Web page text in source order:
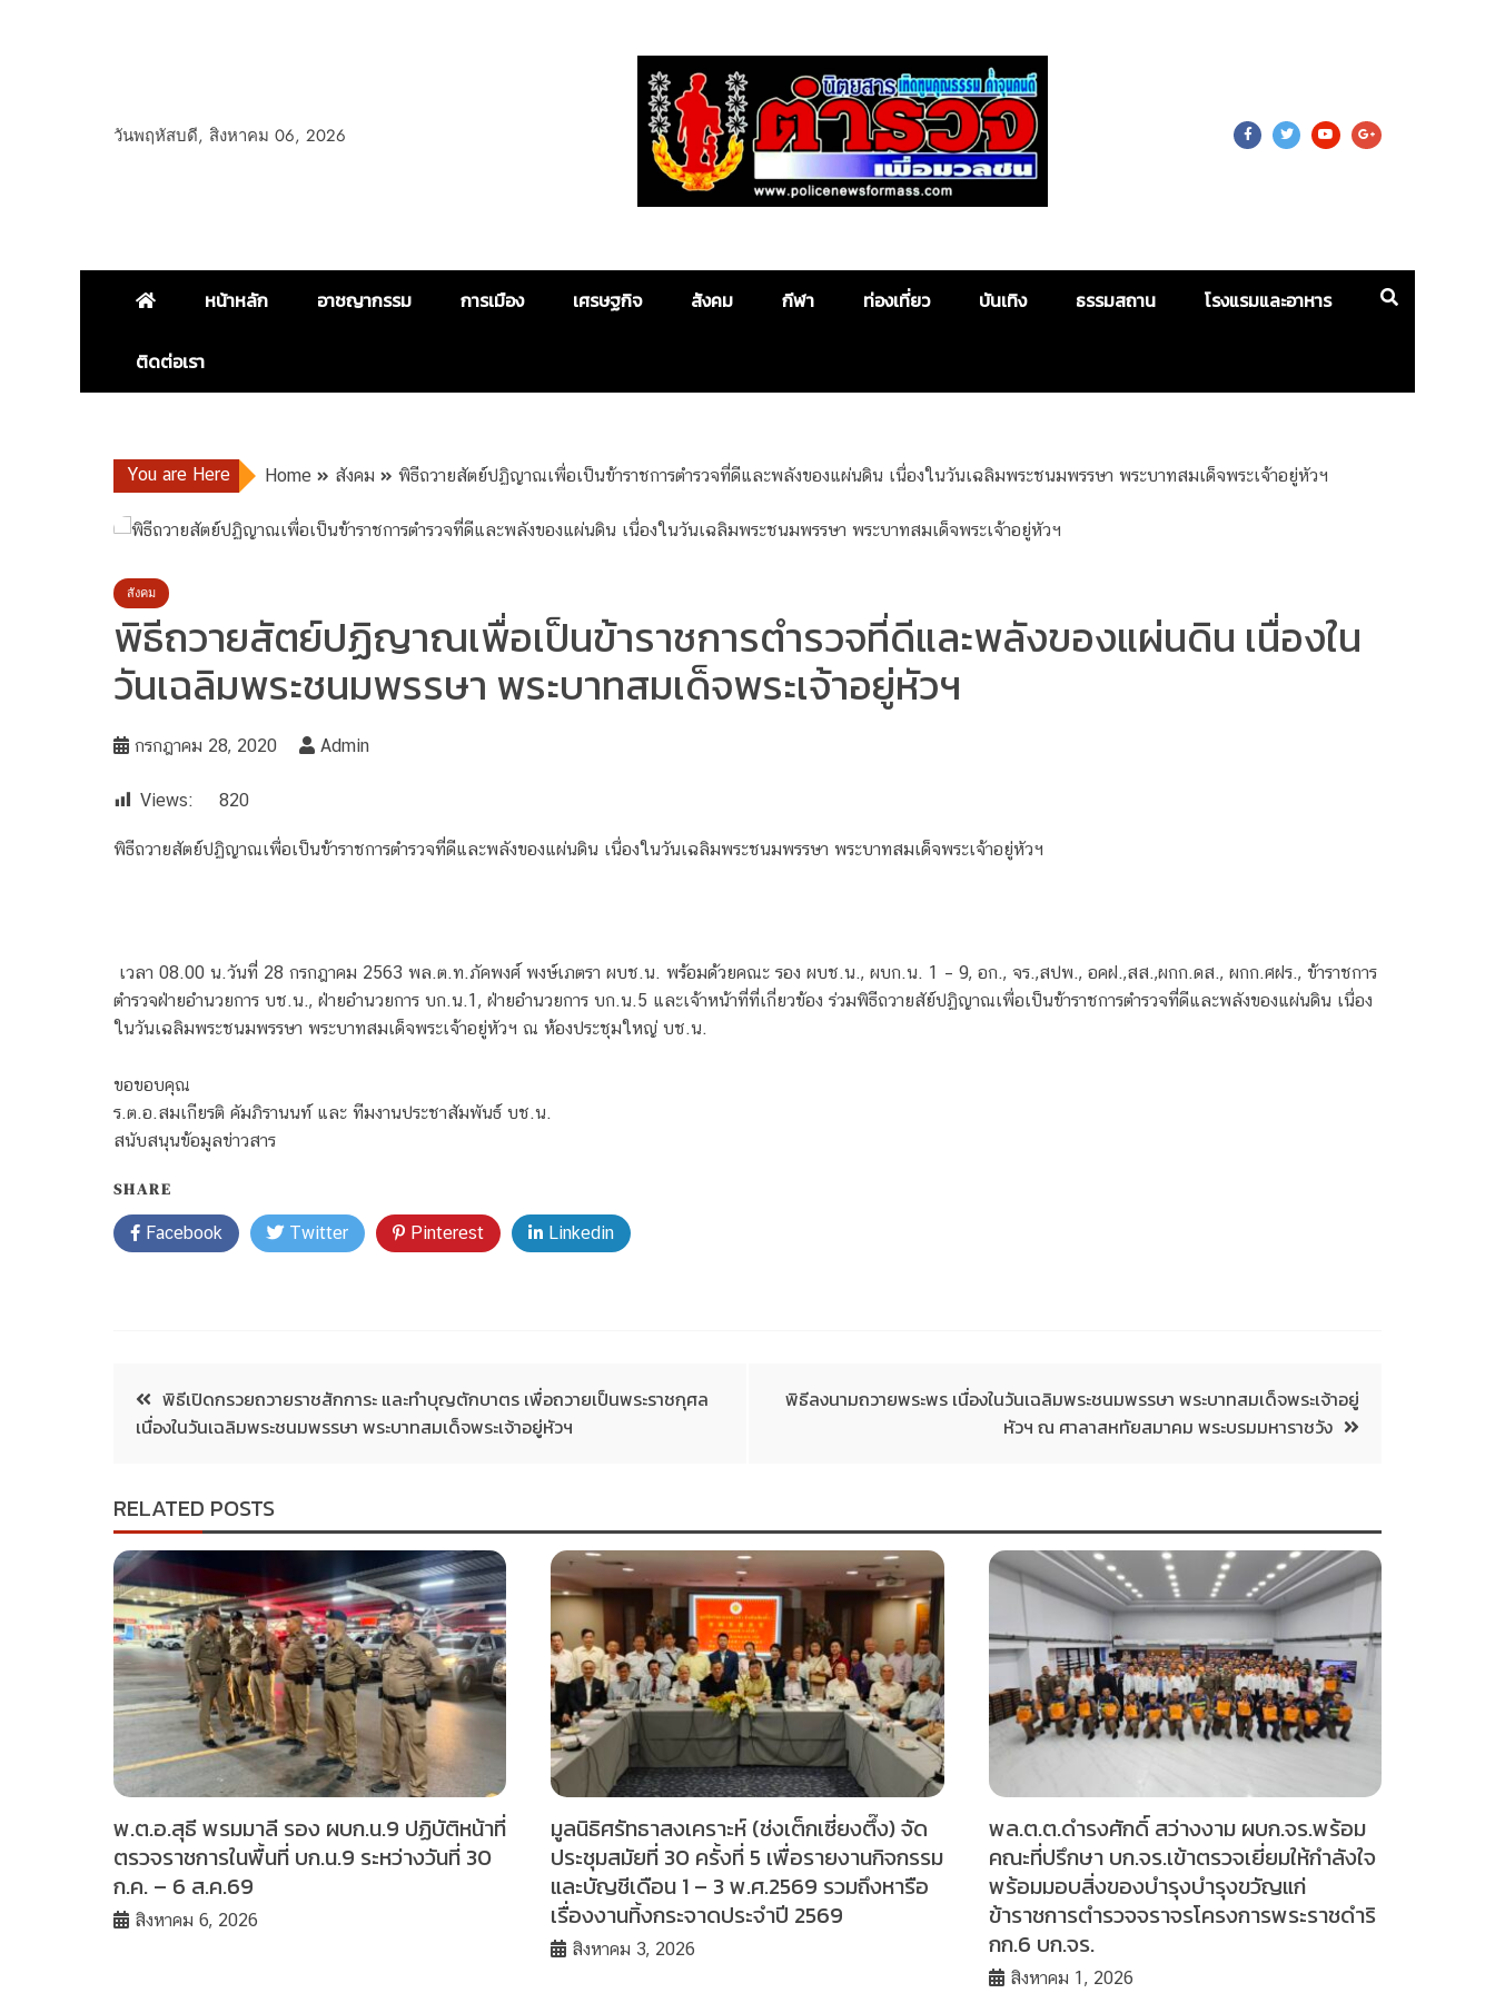
วันพฤหัสบดี, สิงหาคม 06, 2026
Police News For Mass
หน้าหลัก อาชญากรรม การเมือง เศรษฐกิจ สังคม กีฬา ท่องเที่ยว บันเทิง ธรรมสถาน โรงแรมและอาหาร
ติดต่อเรา
You are Here Home สังคม พิธีถวายสัตย์ปฏิญาณเพื่อเป็นข้าราชการตำรวจที่ดีและพลังของแผ่นดิน เนื่องในวันเฉลิมพระชนมพรรษา พระบาทสมเด็จพระเจ้าอยู่หัวฯ
สังคม
พิธีถวายสัตย์ปฏิญาณเพื่อเป็นข้าราชการตำรวจที่ดีและพลังของแผ่นดิน เนื่องใน
วันเฉลิมพระชนมพรรษา พระบาทสมเด็จพระเจ้าอยู่หัวฯ
กรกฎาคม 28, 2020 Admin
Views: 820
พิธีถวายสัตย์ปฏิญาณเพื่อเป็นข้าราชการตำรวจที่ดีและพลังของแผ่นดิน เนื่องในวันเฉลิมพระชนมพรรษา พระบาทสมเด็จพระเจ้าอยู่หัวฯ
เวลา 08.00 น.วันที่ 28 กรกฎาคม 2563 พล.ต.ท.ภัคพงศ์ พงษ์เภตรา ผบช.น. พร้อมด้วยคณะ รอง ผบช.น., ผบก.น. 1 – 9, อก., จร.,สปพ., อคฝ.,สส.,ผกก.ดส., ผกก.ศฝร., ข้าราชการ
ตำรวจฝ่ายอำนวยการ บช.น., ฝ่ายอำนวยการ บก.น.1, ฝ่ายอำนวยการ บก.น.5 และเจ้าหน้าที่ที่เกี่ยวข้อง ร่วมพิธีถวายสัย์ปฏิญาณเพื่อเป็นข้าราชการตำรวจที่ดีและพลังของแผ่นดิน เนื่อง
ในวันเฉลิมพระชนมพรรษา พระบาทสมเด็จพระเจ้าอยู่หัวฯ ณ ห้องประชุมใหญ่ บช.น.
ขอขอบคุณ
ร.ต.อ.สมเกียรติ คัมภิรานนท์ และ ทีมงานประชาสัมพันธ์ บช.น.
สนับสนุนข้อมูลข่าวสาร
SHARE
Facebook Twitter Pinterest Linkedin
พิธีเปิดกรวยถวายราชสักการะ และทำบุญตักบาตร เพื่อถวายเป็นพระราชกุศล
เนื่องในวันเฉลิมพระชนมพรรษา พระบาทสมเด็จพระเจ้าอยู่หัวฯ
พิธีลงนามถวายพระพร เนื่องในวันเฉลิมพระชนมพรรษา พระบาทสมเด็จพระเจ้าอยู่
หัวฯ ณ ศาลาสหทัยสมาคม พระบรมมหาราชวัง
RELATED POSTS
พ.ต.อ.สุธี พรมมาลี รอง ผบก.น.9 ปฏิบัติหน้าที่
ตรวจราชการในพื้นที่ บก.น.9 ระหว่างวันที่ 30
ก.ค. – 6 ส.ค.69
สิงหาคม 6, 2026
มูลนิธิศรัทธาสงเคราะห์ (ช่งเต็กเซี่ยงตึ๊ง) จัด
ประชุมสมัยที่ 30 ครั้งที่ 5 เพื่อรายงานกิจกรรม
และบัญชีเดือน 1 – 3 พ.ศ.2569 รวมถึงหารือ
เรื่องงานทิ้งกระจาดประจำปี 2569
สิงหาคม 3, 2026
พล.ต.ต.ดำรงศักดิ์ สว่างงาม ผบก.จร.พร้อม
คณะที่ปรึกษา บก.จร.เข้าตรวจเยี่ยมให้กำลังใจ
พร้อมมอบสิ่งของบำรุงบำรุงขวัญแก่
ข้าราชการตำรวจจราจรโครงการพระราชดำริ
กก.6 บก.จร.
สิงหาคม 1, 2026